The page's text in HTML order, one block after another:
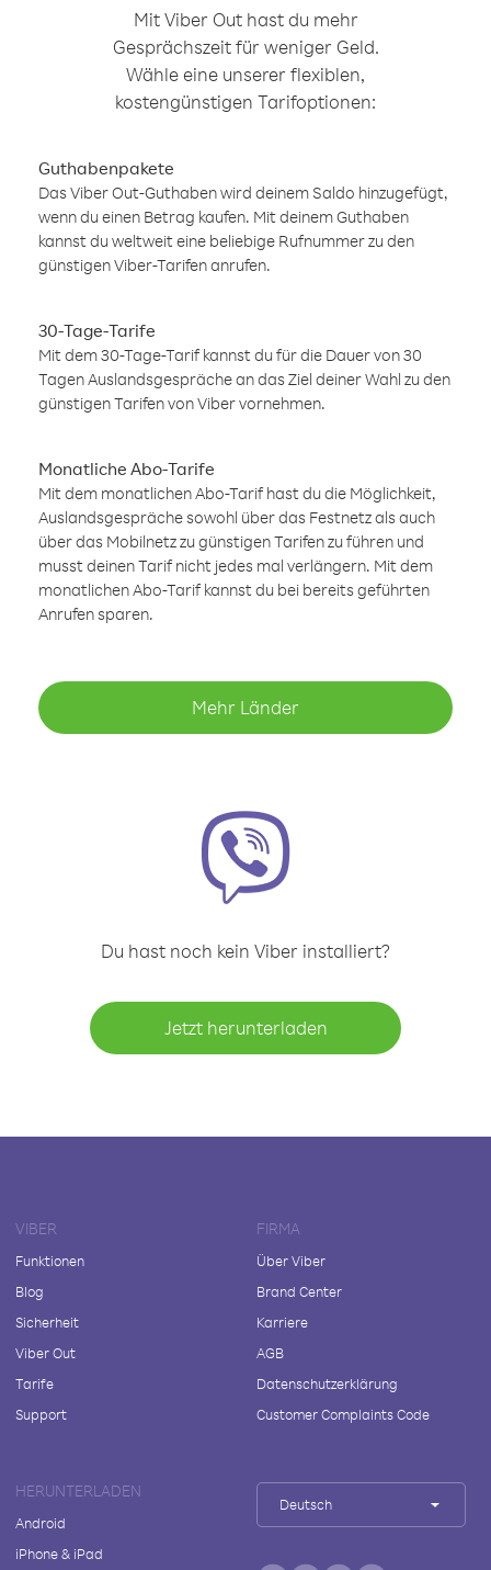
Mit Viber Out hast du mehr
Gesprächszeit für weniger Geld.
Wähle eine unserer flexiblen,
kostengünstigen Tarifoptionen:
Guthabenpakete
Das Viber Out-Guthaben wird deinem Saldo hinzugefügt,
wenn du einen Betrag kaufen. Mit deinem Guthaben
kannst du weltweit eine beliebige Rufnummer zu den
günstigen Viber-Tarifen anrufen.
30-Tage-Tarife
Mit dem 30-Tage-Tarif kannst du für die Dauer von 30
Tagen Auslandsgespräche an das Ziel deiner Wahl zu den
günstigen Tarifen von Viber vornehmen.
Monatliche Abo-Tarife
Mit dem monatlichen Abo-Tarif hast du die Möglichkeit,
Auslandsgespräche sowohl über das Festnetz als auch
über das Mobilnetz zu günstigen Tarifen zu führen und
musst deinen Tarif nicht jedes mal verlängern. Mit dem
monatlichen Abo-Tarif kannst du bei bereits geführten
Anrufen sparen.
Mehr Länder
Du hast noch kein Viber installiert?
Jetzt herunterladen
VIBER
Funktionen
Blog
Sicherheit
Viber Out
Tarife
Support
FIRMA
Über Viber
Brand Center
Karriere
AGB
Datenschutzerklärung
Customer Complaints Code
HERUNTERLADEN
Android
iPhone & iPad
Deutsch